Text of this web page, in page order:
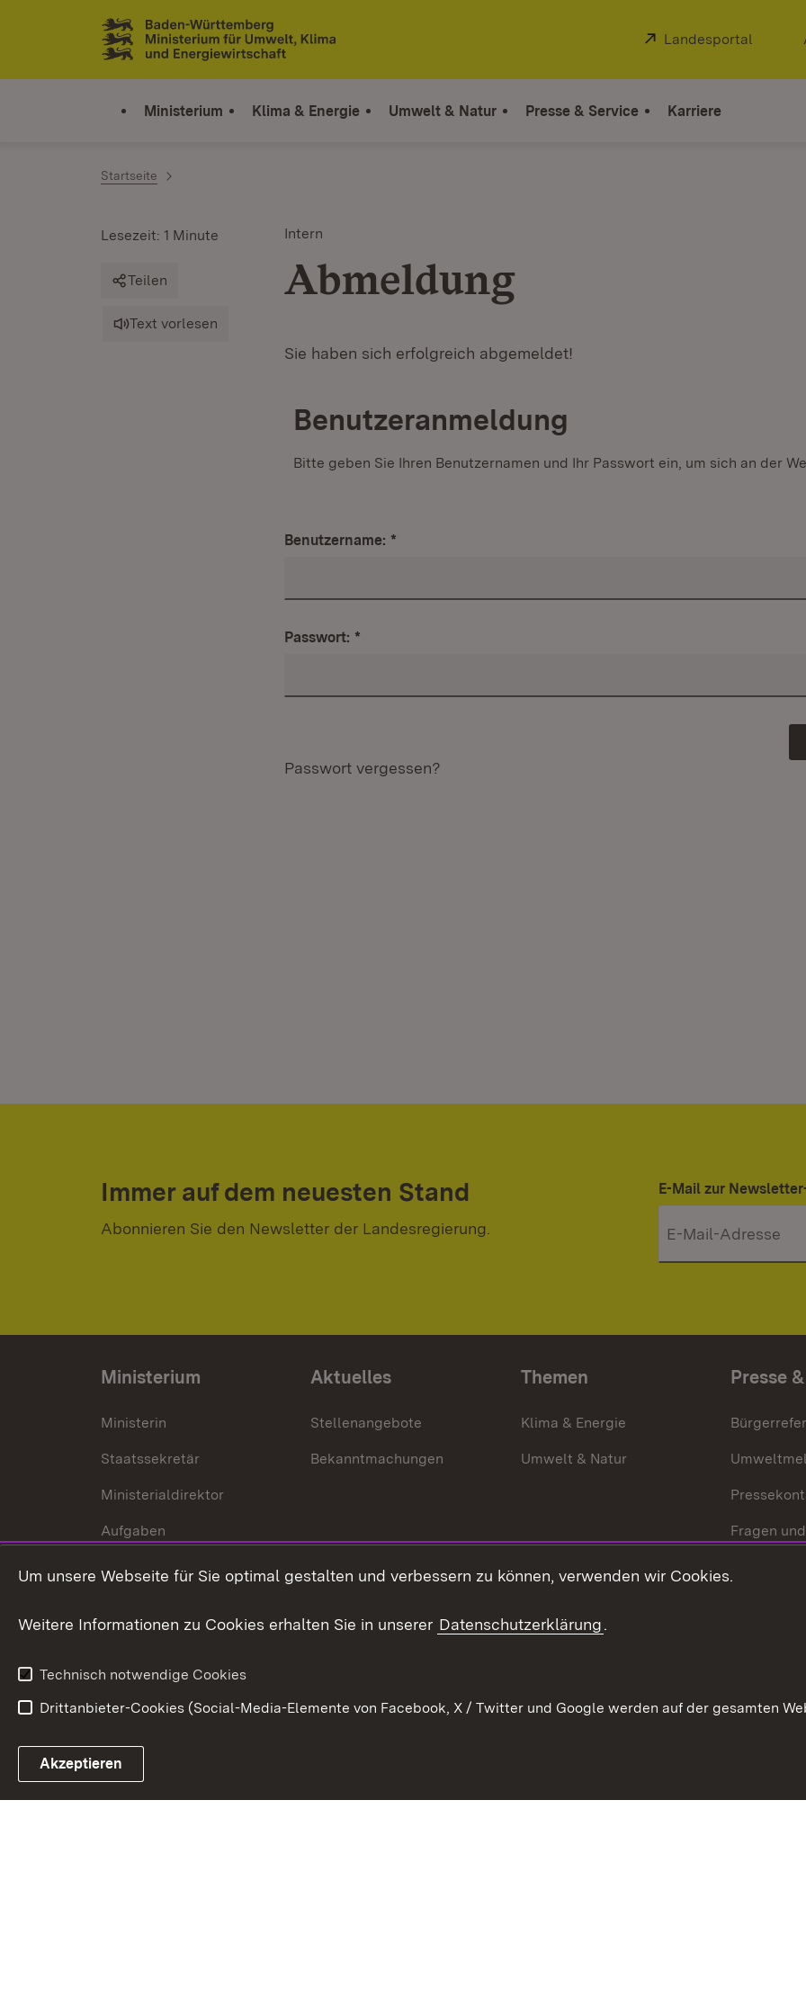
Zum Inhalt springen
Link zur Startseite
Extern:
Landesportal
Ministerium Klima & Energie Umwelt & Natur Presse & Service Karriere
Startseite
Intern
Abmeldung
Lesezeit: 1 Minute
Teilen
Text vorlesen
Sie haben sich erfolgreich abgemeldet!
Benutzeranmeldung
Bitte geben Sie Ihren Benutzernamen und Ihr Passwort ein, um sich an der
Benutzername: *
Passwort: *
Passwort vergessen?
Immer auf dem neuesten Stand
Abonnieren Sie den Newsletter der Landesregierung.
E-Mail zur
Ministerium
Ministerin
Staatssekretär
Ministerialdirektor
Aufgaben
Internationale
Aktuelles
Stellenangebote
Bekanntmachungen
Themen
Klima & Energie
Umwelt & Natur
Presse
Fragen
Link zum Landesportal
Um unsere Webseite für Sie optimal gestalten und verbessern zu können, verwenden wir Cookies.
Weitere Informationen zu Cookies erhalten Sie in unserer Datenschutzerklärung.
Technisch notwendige Cookies
Drittanbieter-Cookies (Social-Media-Elemente von Facebook, X / Twitter und Google werden auf der gesamten
Akzeptieren